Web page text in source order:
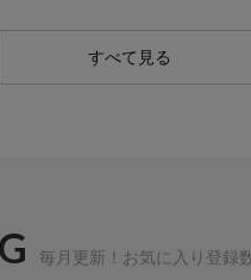
すべて見る
毎月更新！お気に入り登録